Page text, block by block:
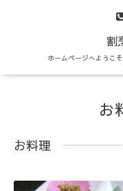
割
ホームページへようこ
お
お料理